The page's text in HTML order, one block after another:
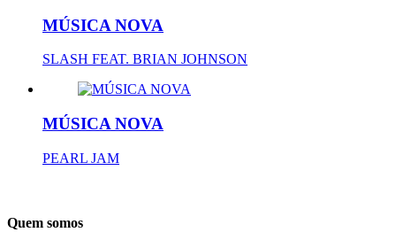
MÚSICA NOVA
SLASH FEAT. BRIAN JOHNSON
MÚSICA NOVA
PEARL JAM
Quem somos